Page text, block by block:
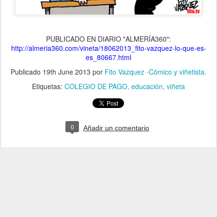
PUBLICADO EN DIARIO "ALMERÍA360":
http://almeria360.com/vineta/18062013_fito-vazquez-lo-que-es-
es_80667.html
Publicado 19th June 2013 por Fito Vazquez -Cómico y viñetista.
Etiquetas: COLEGIO DE PAGO educación viñeta
0 Añadir un comentario